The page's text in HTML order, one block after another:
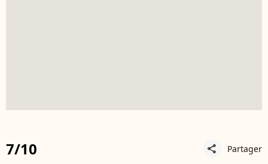
7/10 share Partager